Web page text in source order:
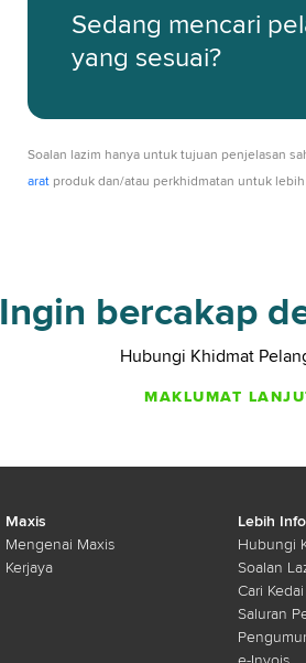
Sedang mencari
yang sesuai?
Soalan lazim hanya untuk tujuan penjelasan
aratproduk dan/atau perkhidmatan untuk
Ingin bercakap
Hubungi Khidmat
MAKLUMAT
Maxis
Mengenai Maxis
Kerjaya
Lebih Info
Hubungi
Soalan
Cari
Saluran